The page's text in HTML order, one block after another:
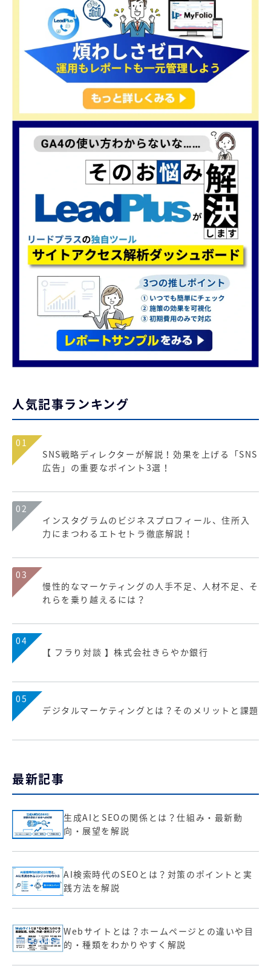
人気記事ランキング
01
SNS戦略ディレクターが解説！効果を上げる「SNS
広告」の重要なポイント3選！
02
インスタグラムのビジネスプロフィール、住所入
力にまつわるエトセトラ徹底解説！
03
慢性的なマーケティングの人手不足、人材不足、そ
れらを乗り越えるには？
04
【 フラり対談 】株式会社きらやか銀行
05
デジタルマーケティングとは？そのメリットと課題
最新記事
生成AIとSEOの関係とは？仕組み・最新動
向・展望を解説
AI検索時代のSEOとは？対策のポイントと実
践方法を解説
Webサイトとは？ホームページとの違いや目
的・種類をわかりやすく解説